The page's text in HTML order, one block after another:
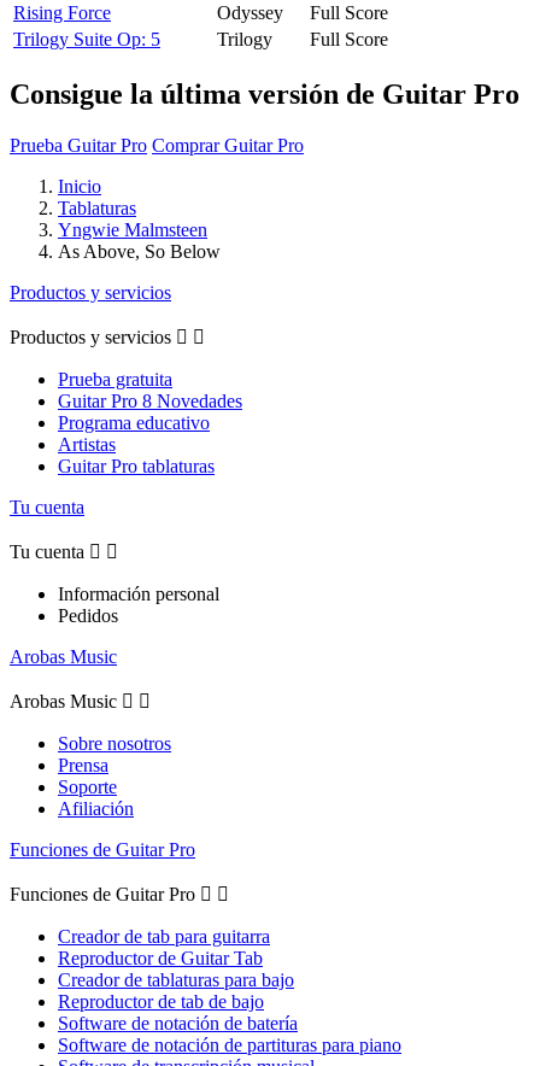
Rising Force
Odyssey
Full Score
Trilogy Suite Op: 5
Trilogy Full Score
Consigue la última versión de Guitar Pro
Prueba Guitar Pro Comprar Guitar Pro
Inicio
Tablaturas
Yngwie Malmsteen
As Above, So Below
Productos y servicios
Productos y servicios  
Prueba gratuita
Guitar Pro 8 Novedades
Programa educativo
Artistas
Guitar Pro tablaturas
Tu cuenta
Tu cuenta  
Información personal
Pedidos
Arobas Music
Arobas Music  
Sobre nosotros
Prensa
Soporte
Afiliación
Funciones de Guitar Pro
Funciones de Guitar Pro  
Creador de tab para guitarra
Reproductor de Guitar Tab
Creador de tablaturas para bajo
Reproductor de tab de bajo
Software de notación de batería
Software de notación de partituras para piano